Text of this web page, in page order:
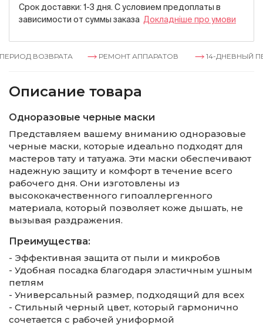
Срок доставки: 1-3 дня. С условием предоплаты в
зависимости от суммы заказа Докладнiше про умови
ВОЗВРАТА РЕМОНТ АППАРАТОВ 14-ДНЕВНЫЙ
Описание товара
Одноразовые черные маски
Представляем вашему вниманию одноразовые
черные маски, которые идеально подходят для
мастеров тату и татуажа. Эти маски обеспечивают
надежную защиту и комфорт в течение всего
рабочего дня. Они изготовлены из
высококачественного гипоаллергенного
материала, который позволяет коже дышать, не
вызывая раздражения.
Преимущества:
- Эффективная защита от пыли и микробов
- Удобная посадка благодаря эластичным ушным
петлям
- Универсальный размер, подходящий для всех
- Стильный черный цвет, который гармонично
сочетается с рабочей униформой